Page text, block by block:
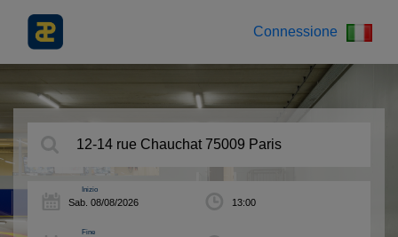
Connessione
Inizio
Fine